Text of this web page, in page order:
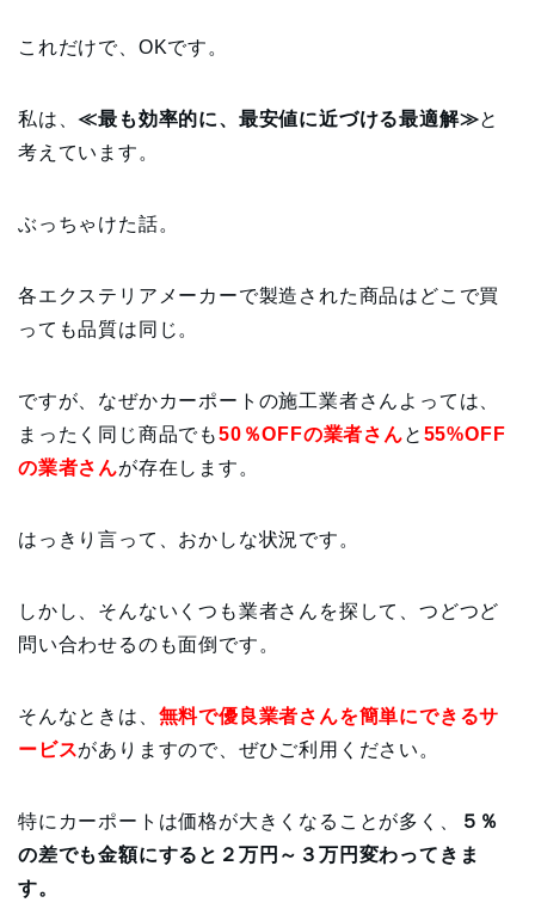
これだけで、OKです。
私は、≪最も効率的に、最安値に近づける最適解≫と
考えています。
ぶっちゃけた話。
各エクステリアメーカーで製造された商品はどこで買
っても品質は同じ。
ですが、なぜかカーポートの施工業者さんよっては、
まったく同じ商品でも50％OFFの業者さんと 55%OFF
の業者さんが存在します。
はっきり言って、おかしな状況です。
しかし、そんないくつも業者さんを探して、つどつど
問い合わせるのも面倒です。
そんなときは、 無料で優良業者さんを簡単にできるサ
ービスがありますので、ぜひご利用ください。
特にカーポートは価格が大きくなることが多く、
５％
の差でも金額にすると２万円～３万円変わってきま
す。